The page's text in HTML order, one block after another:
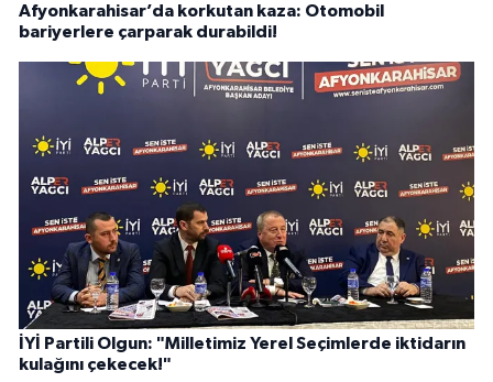
Afyonkarahisar’da korkutan kaza: Otomobil
bariyerlere çarparak durabildi!
İYİ Partili Olgun: "Milletimiz Yerel Seçimlerde iktidarın
kulağını çekecek!"